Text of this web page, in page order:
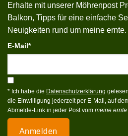
Erhalte mit unserer Möhrenpost
Balkon, Tipps für eine einfache
Neuigkeiten rund um meine ernte.
E-Mail*
* Ich habe die Datenschutzerklärung
die Einwilligung jederzeit per E-Mail, auf
Abmelde-Link in jeder Post vom meine ernte
Anmelden